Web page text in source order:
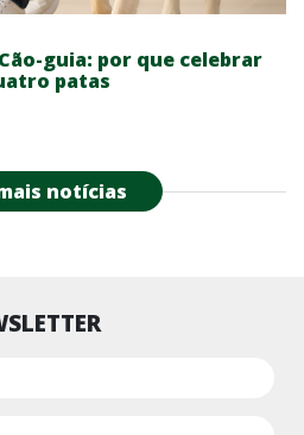
guia: por que celebrar
patas
notícias